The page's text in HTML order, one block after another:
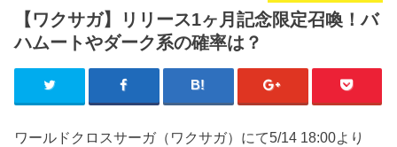
【ワクサガ】リリース1ヶ月記念限定召喚！バ
ハムートやダーク系の確率は？
ワールドクロスサーガ（ワクサガ）にて5/14 18:00より